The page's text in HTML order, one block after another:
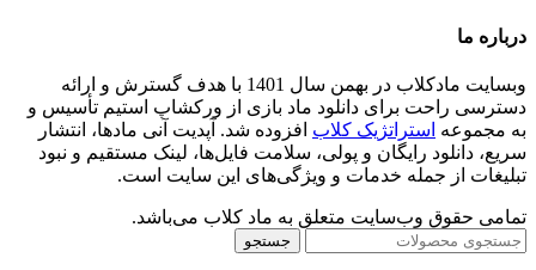
درباره ما
وبسایت مادکلاب در بهمن سال 1401 با هدف گسترش و ارائه
دسترسی راحت برای دانلود ماد بازی از ورکشاپ استیم تأسیس و
به مجموعه استراتژیک کلاب افزوده شد. آپدیت آنی مادها، انتشار
سریع، دانلود رایگان و پولی، سلامت فایل‌ها، لینک مستقیم و نبود
تبلیغات از جمله خدمات و ویژگی‌های این سایت است.
تمامی حقوق وب‌سایت متعلق به ماد کلاب می‌باشد.
جستجو